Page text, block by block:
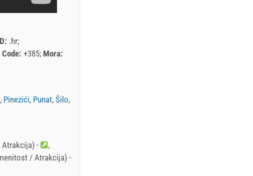
.hr
Code: +385 Mora:
, Pinezići, Punat, Šilo,
-
/ Atrakcija) -